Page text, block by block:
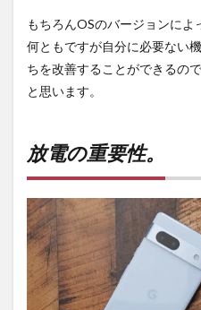
もちろんOSのバージョンに
何ともですが自分に必要ない
ちを改善することができるの
と思います。
放電の重要性。